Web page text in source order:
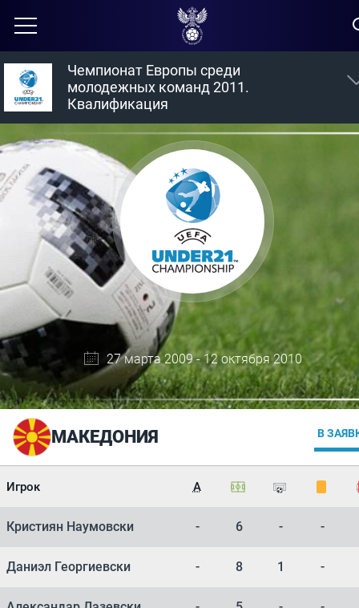
Чемпионат Европы среди
молодежных команд 2011.
Квалификация
27 марта 2009 - 12 октября 2010
МАКЕДОНИЯ В
Игрок А
Кристиян Наумовски - 6 - -
Даниэл Георгиевски - 8 1 -